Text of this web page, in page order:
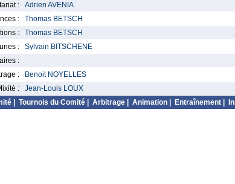
:
Adrien AVENIA
:
Thomas BETSCH
:
Thomas BETSCH
:
Sylvain BITSCHENE
:
:
Benoit NOYELLES
:
Jean-Louis LOUX
| Tournois du Comité| Arbitrage| Animation| Entraînement|